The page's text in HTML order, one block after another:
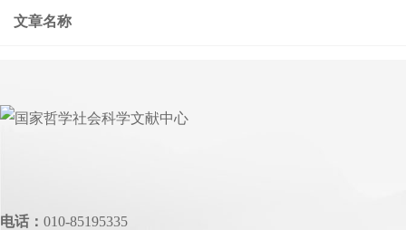
文章名称
电话： 010-85195335